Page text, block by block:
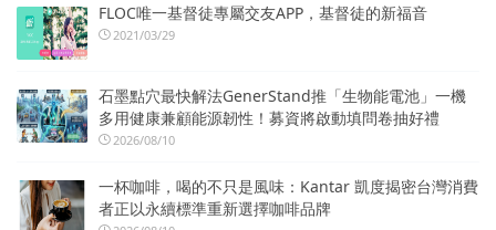
FLOC唯一基督徒專屬交友APP，基督徒的新福音
2021/03/29
石墨點穴最快解法GenerStand推「生物能電池」一機
多用健康兼顧能源韌性！募資將啟動填問卷抽好禮
2026/08/10
一杯咖啡，喝的不只是風味：Kantar 凱度揭密台灣消費
者正以永續標準重新選擇咖啡品牌